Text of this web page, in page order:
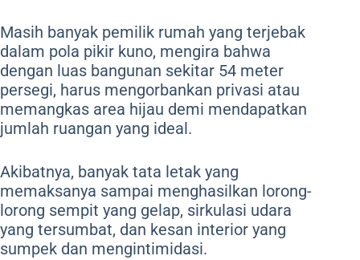
Masih banyak pemilik rumah yang terjebak
dalam pola pikir kuno, mengira bahwa
dengan luas bangunan sekitar 54 meter
persegi, harus mengorbankan privasi atau
memangkas area hijau demi mendapatkan
jumlah ruangan yang ideal.
Akibatnya, banyak tata letak yang
memaksanya sampai menghasilkan lorong-
lorong sempit yang gelap, sirkulasi udara
yang tersumbat, dan kesan interior yang
sumpek dan mengintimidasi.